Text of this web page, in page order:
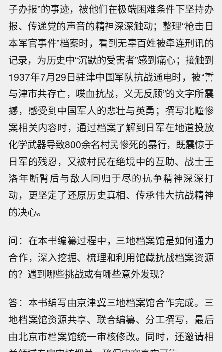
子办报”的事迹，被他们在极端困难条件下坚持办
报、传递党的声音的精神深深触动；整理“枪击日
本军官事件”档案时，看到无辜百姓被牵连刑讯的
记录，为历史中“沉默的受害者”感到痛心；接触到
1937年7月29日驻津中国军队抗战通电时，被“誓
与津市共存亡，喋血抗战，义无反顾”的文字所震
撼，感受到中国军人的悲壮与英勇；撰写北疃惨
案相关内容时，通过档案了解到日军在地道投放
化学武器导致800余名村民惨死的暴行，既震惊于
日军的残忍，又被村民在绝境中的互助、战士王
洛年断臂后与敌人同归于尽的抗争精神深深打
动，更坚定了还原历史真相、传承伟大抗战精神
的决心。
问：在本书编纂过程中，三地档案馆是如何通力
合作，深入挖掘、梳理和利用馆藏抗战档案资源
的？遇到哪些挑战或有哪些意外发现？
答：本书编写由京津冀三地档案馆合作完成。三
地档案馆资源共享、联合编纂、分工撰写，最后
由北京市档案馆统一审核修改。同时，还邀请相